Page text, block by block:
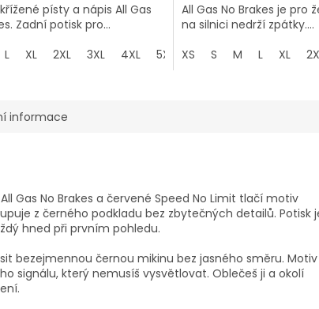
písty a nápis All Gas
Zadní potisk pro...
L XL 2XL 3XL 4XL 5XL
All Gas No Brakes je pro
na silnici nedrží zpátky....
XS
S M L XL
informace
Gas No Brakes a červené Speed No Limit tlačí motiv
z černého podkladu bez zbytečných detailů. Potisk
hned při prvním pohledu.
bezejmennou černou mikinu bez jasného směru. Motiv
signálu, který nemusíš vysvětlovat. Oblečeš ji a okolí